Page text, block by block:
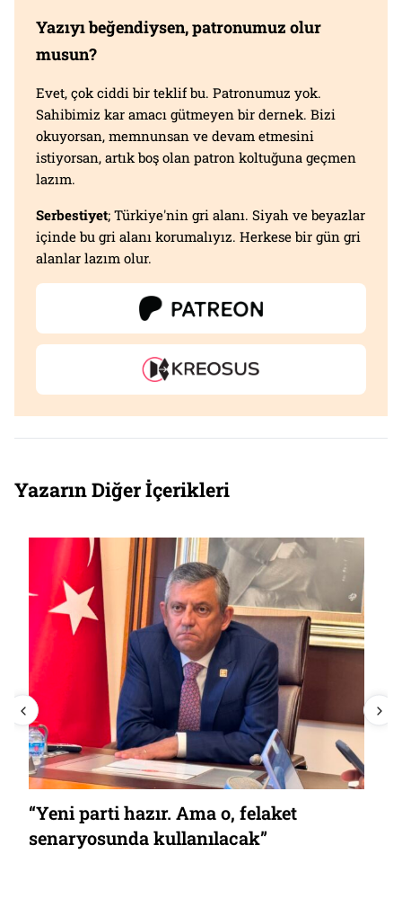
Yazıyı beğendiysen, patronumuz olur
musun?
Evet, çok ciddi bir teklif bu. Patronumuz yok.
Sahibimiz kar amacı gütmeyen bir dernek. Bizi
okuyorsan, memnunsan ve devam etmesini
istiyorsan, artık boş olan patron koltuğuna geçmen
lazım.
Serbestiyet; Türkiye'nin gri alanı. Siyah ve beyazlar
içinde bu gri alanı korumalıyız. Herkese bir gün gri
alanlar lazım olur.
Yazarın Diğer İçerikleri
“Yeni parti hazır. Ama o, felaket
senaryosunda kullanılacak”